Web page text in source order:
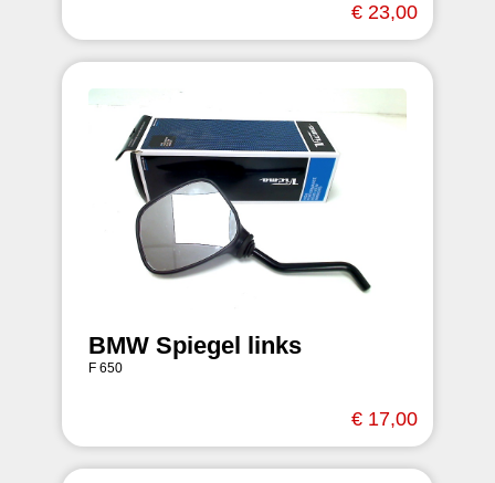
€ 23,00
BMW Spiegel links
F 650
€ 17,00